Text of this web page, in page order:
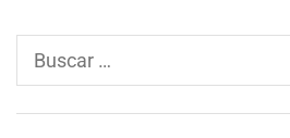
Buscar: